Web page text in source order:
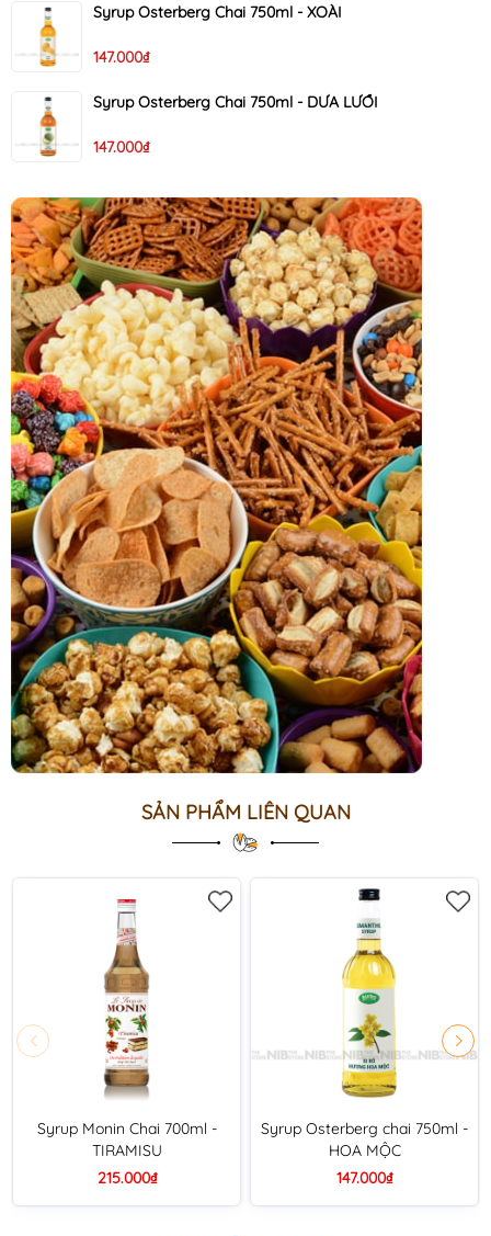
Syrup Osterberg Chai 750ml - XOÀI
147.000₫
Syrup Osterberg Chai 750ml - DƯA LƯỚI
147.000₫
SẢN PHẨM LIÊN QUAN
Syrup Monin Chai 700ml -
TIRAMISU
215.000₫
Syrup Osterberg chai 750ml -
HOA MỘC
147.000₫